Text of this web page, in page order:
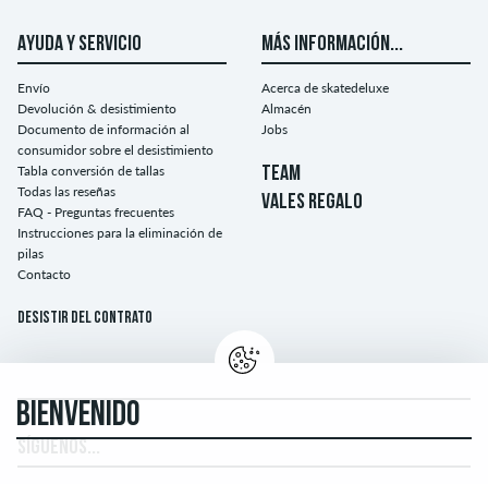
AYUDA Y SERVICIO
Envío
Devolución & desistimiento
Documento de información al
consumidor sobre el desistimiento
Tabla conversión de tallas
Todas las reseñas
FAQ - Preguntas frecuentes
Instrucciones para la eliminación de
pilas
Contacto
Desistir del contrato
MÁS INFORMACIÓN...
Acerca de skatedeluxe
Almacén
Jobs
TEAM
VALES REGALO
BIENVENIDO